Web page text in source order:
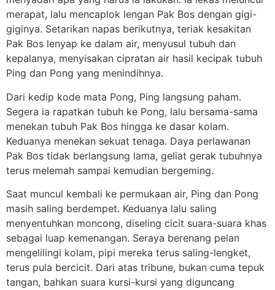
merapat, lalu mencaplok lengan Pak Bos dengan gigi-
giginya. Setarikan napas berikutnya, teriak kesakitan
Pak Bos lenyap ke dalam air, menyusul tubuh dan
kepalanya, menyisakan cipratan air hasil kecipak tubuh
Ping dan Pong yang menindihnya.
Dari kedip kode mata Pong, Ping langsung paham.
Segera ia rapatkan tubuh ke Pong, lalu bersama-sama
menekan tubuh Pak Bos hingga ke dasar kolam.
Keduanya menekan sekuat tenaga. Daya perlawanan
Pak Bos tidak berlangsung lama, geliat gerak tubuhnya
terus melemah sampai kemudian bergeming.
Saat muncul kembali ke permukaan air, Ping dan Pong
masih saling berdempet. Keduanya lalu saling
menyentuhkan moncong, diseling cicit suara-suara khas
sebagai luap kemenangan. Seraya berenang pelan
mengelilingi kolam, pipi mereka terus saling-lengket,
terus pula bercicit. Dari atas tribune, bukan cuma tepuk
tangan, bahkan suara kursi-kursi yang diguncang